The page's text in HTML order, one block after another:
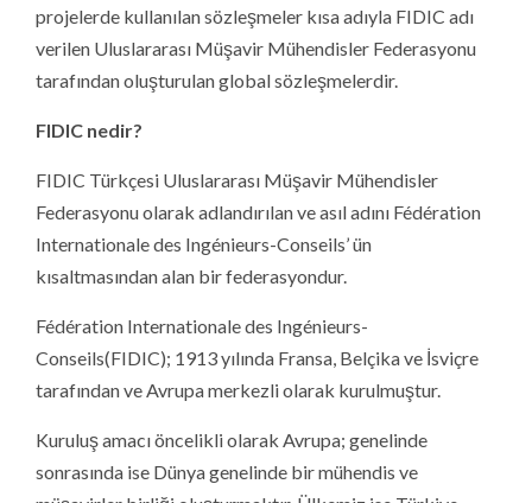
projelerde kullanılan sözleşmeler kısa adıyla FIDIC adı
verilen Uluslararası Müşavir Mühendisler Federasyonu
tarafından oluşturulan global sözleşmelerdir.
FIDIC nedir?
FIDIC Türkçesi Uluslararası Müşavir Mühendisler
Federasyonu olarak adlandırılan ve asıl adını Fédération
Internationale des Ingénieurs-Conseils’ ün
kısaltmasından alan bir federasyondur.
Fédération Internationale des Ingénieurs-
Conseils(FIDIC); 1913 yılında Fransa, Belçika ve İsviçre
tarafından ve Avrupa merkezli olarak kurulmuştur.
Kuruluş amacı öncelikli olarak Avrupa; genelinde
sonrasında ise Dünya genelinde bir mühendis ve